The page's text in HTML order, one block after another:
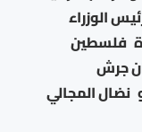
الوزراء
فلسطين
جرش
نضال المجالي